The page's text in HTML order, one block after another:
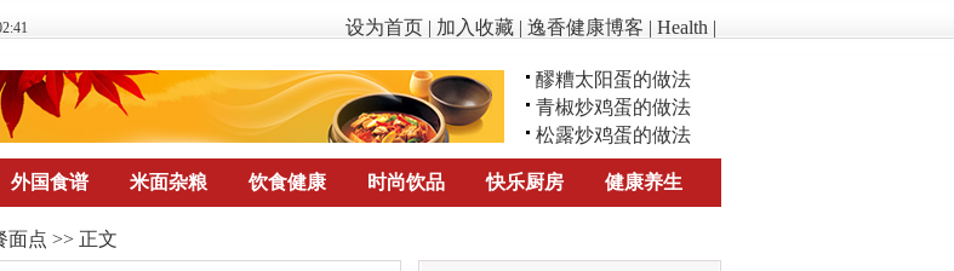
设为首页| 加入收藏| 逸香健康博客 | Health |
醪糟太阳蛋的做法
青椒炒鸡蛋的做法
松露炒鸡蛋的做法
外国食谱 米面杂粮 饮食健康 时尚饮品 快乐厨房 健康养生
面点 >> 正文